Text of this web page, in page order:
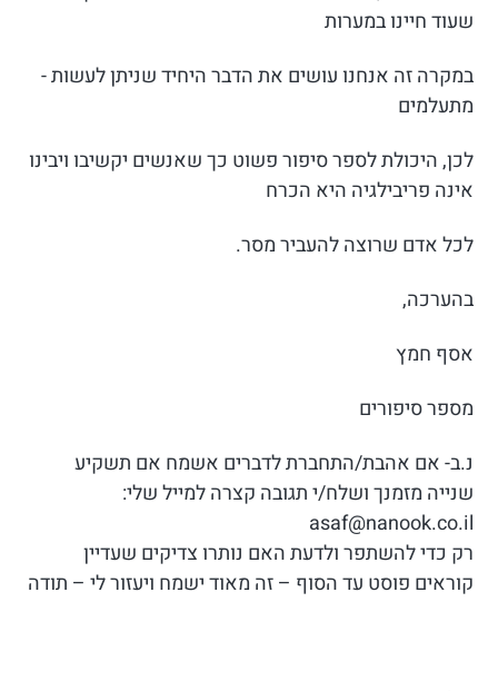
שעוד חיינו במערות
במקרה זה אנחנו עושים את הדבר היחיד שניתן לעשות -
מתעלמים
לכן, היכולת לספר סיפור פשוט כך שאנשים יקשיבו ויבינו
אינה פריבילגיה היא הכרח
לכל אדם שרוצה להעביר מסר.
בהערכה,
אסף חמץ
מספר סיפורים
נ.ב- אם אהבת/התחברת לדברים אשמח אם תשקיע
שנייה מזמנך ושלח/י תגובה קצרה למייל שלי:
asaf@nanook.co.il
רק כדי להשתפר ולדעת האם נותרו צדיקים שעדיין
קוראים פוסט עד הסוף – זה מאוד ישמח ויעזור לי – תודה